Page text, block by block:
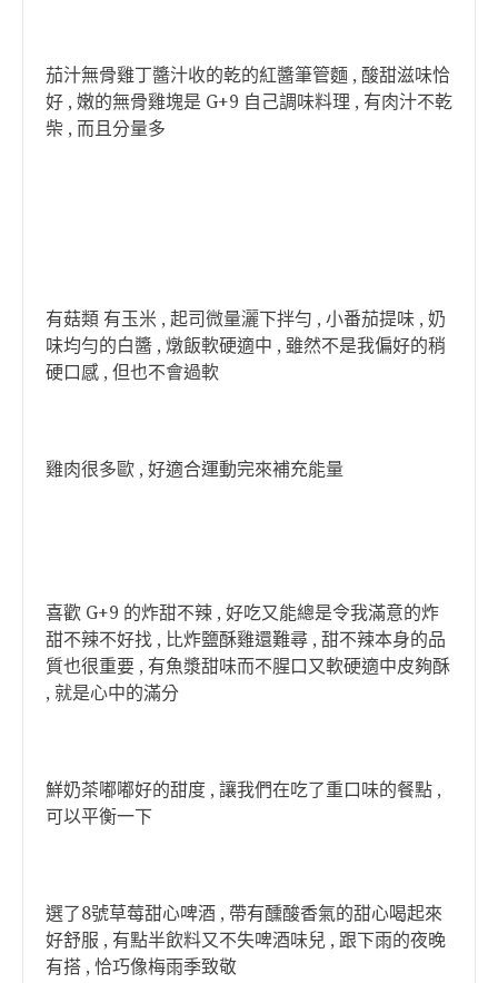
茄汁無骨雞丁醬汁收的乾的紅醬筆管麵 , 酸甜滋味恰
好 , 嫩的無骨雞塊是 G+9 自己調味料理 , 有肉汁不乾
柴 , 而且分量多
有菇類 有玉米 , 起司微量灑下拌勻 , 小番茄提味 , 奶
味均勻的白醬 , 燉飯軟硬適中 , 雖然不是我偏好的稍
硬口感 , 但也不會過軟
雞肉很多歐 , 好適合運動完來補充能量
喜歡 G+9 的炸甜不辣 , 好吃又能總是令我滿意的炸
甜不辣不好找 , 比炸鹽酥雞還難尋 , 甜不辣本身的品
質也很重要 , 有魚漿甜味而不腥口又軟硬適中皮夠酥
, 就是心中的滿分
鮮奶茶嘟嘟好的甜度 , 讓我們在吃了重口味的餐點 ,
可以平衡一下
選了8號草莓甜心啤酒 , 帶有醺酸香氣的甜心喝起來
好舒服 , 有點半飲料又不失啤酒味兒 , 跟下雨的夜晚
有搭 , 恰巧像梅雨季致敬